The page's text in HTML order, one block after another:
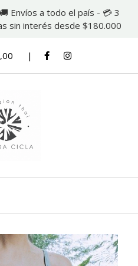
Envíos a todo el país - 💳 3
sin interés desde $180.000